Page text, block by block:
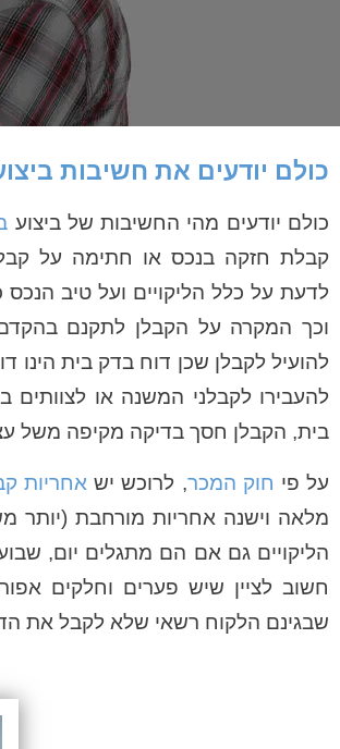
כולם יודעים את חשיבות
כולם יודעים מהי החשיבות של ביצוע
קבלת חזקה בנכס או חתימה על
לדעת על כלל הליקויים ועל טיב
וכך המקרה על הקבלן לתקנם בהקדם
להועיל לקבלן שכן דוח בדק בית הינו
להעבירו לקבלני המשנה או
בית, הקבלן חסך בדיקה מקיפה משל
על פי חוק המכר, לרוכש יש אחריות
מלאה וישנה אחריות מורחבת (יותר
הליקויים גם אם הם מתגלים יום,
חשוב לציין שיש פערים וחלקים
שבגינם הלקוח רשאי שלא לקבל את